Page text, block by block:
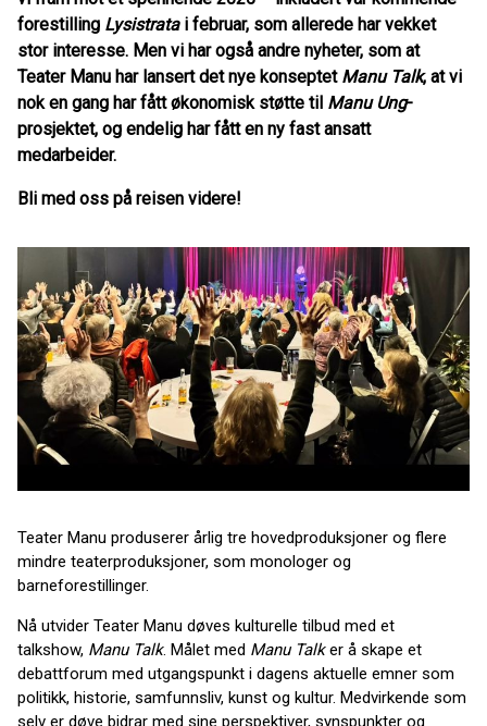
forestilling Lysistratai februar, som allerede har vekket
stor interesse. Men vi har også andre nyheter, som at
Teater Manu har lansert det nye konseptet Manu Talk, at vi
nok en gang har fått økonomisk støtte til Manu Ung-
prosjektet, og endelig har fått en ny fast ansatt
medarbeider.
Bli med oss på reisen videre!
Teater Manu produserer årlig tre hovedproduksjoner og flere
mindre teaterproduksjoner, som monologer og
barneforestillinger.
Nå utvider Teater Manu døves kulturelle tilbud med et
talkshow, Manu Talk. Målet med Manu Talker å skape et
debattforum med utgangspunkt i dagens aktuelle emner som
politikk, historie, samfunnsliv, kunst og kultur. Medvirkende som
selv er døve bidrar med sine perspektiver, synspunkter og